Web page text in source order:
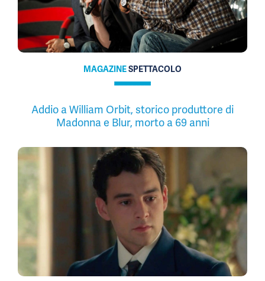
MAGAZINESPETTACOLO
Addio a William Orbit, storico produttore di
Madonna e Blur, morto a 69 anni